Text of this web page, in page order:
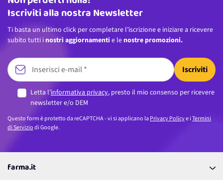
Iscriviti alla nostra Newsletter
Ti basta un ultimo click per completare l’iscrizione e iniziare a ricevere
subito tutti i nostri aggiornamenti e le nostre promozioni.
Iscriviti
Letta l’informativa privacy, presto il mio consenso per ricevere
newsletter e/o DEM
Questo form è protetto da reCAPTCHA - vi si applicano laPrivacy Policye iTermini
di Serviziodi Google.
farma.it